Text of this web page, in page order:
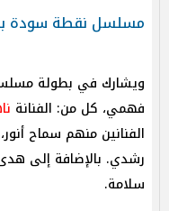
مسلسل نقطة سودة
ويشارك في بطولة
فهمي، كل من: الفنانة
الفنانين منهم سماح
رشدي. بالإضافة إلى
سلامة.